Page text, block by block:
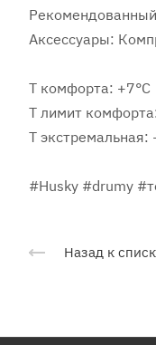
Аксессуары:
Т комфорта: +7°C
Т лимит
Т экстремальная:
#Husky #drumy
Назад к